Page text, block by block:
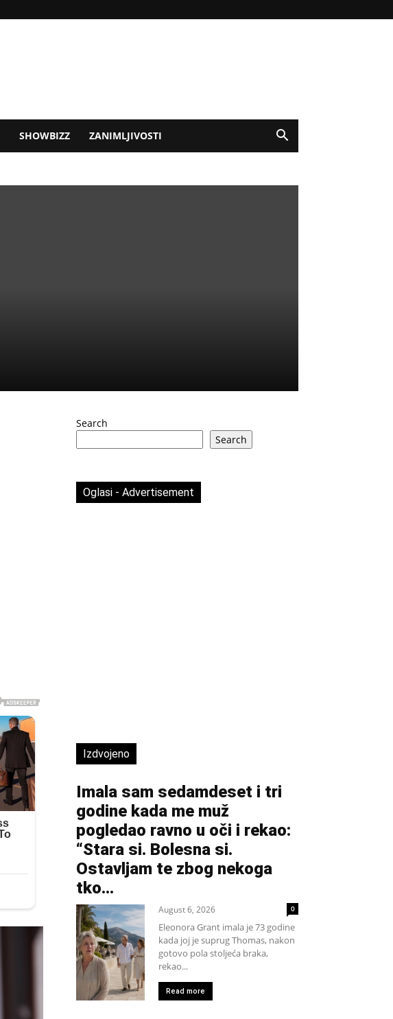
SHOWBIZZ ZANIMLJIVOSTI
Search
Search
Oglasi - Advertisement
Izdvojeno
Imala sam sedamdeset i tri
godine kada me muž
pogledao ravno u oči i rekao:
“Stara si. Bolesna si.
Ostavljam te zbog nekoga
tko...
August 6, 2026 0
Eleonora Grant imala je 73 godine
kada joj je suprug Thomas, nakon
gotovo pola stoljeća braka,
rekao...
Read more